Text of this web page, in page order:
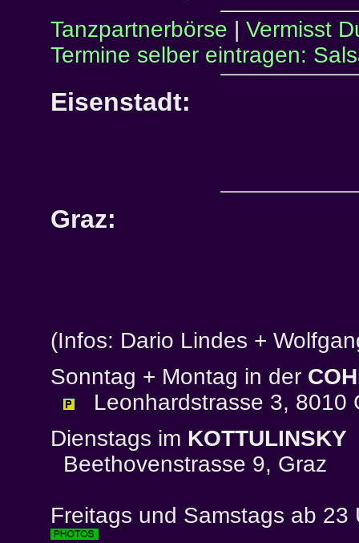
Tanzpartnerbörse
Vermisst
Termine selber eintragen:
Eisenstadt:
Graz:
(Infos: Dario Lindes +
Sonntag + Montag in der
Leonhardstrasse 3, 8010
Dienstags im KOTTULINSKY
Beethovenstrasse 9, Graz
Freitags und Samstags ab